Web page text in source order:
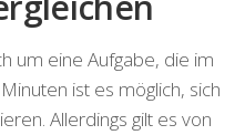
um eine Aufgabe, die im
ist es möglich, sich
Allerdings gilt es von